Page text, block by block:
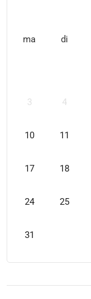
ma di
3 4
10 11
17 18
24 25
31